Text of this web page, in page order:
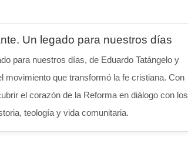
Un legado para nuestros días
para nuestros días, de Eduardo Tatángelo y
movimiento que transformó la fe cristiana. Con
el corazón de la Reforma en diálogo con los
teología y vida comunitaria.